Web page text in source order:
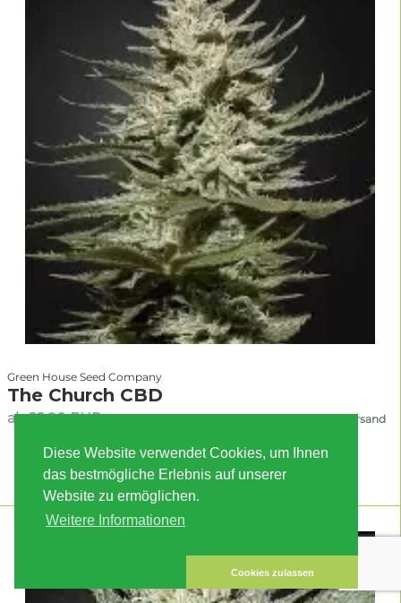
Diese Website verwendet Cookies, um Ihnen
das bestmögliche Erlebnis auf unserer
Website zu ermöglichen.
Weitere Informationen
Cookies zulassen
Green House Seed Company
The Church CBD
ab 22.90 EUR inkl. MwSt. zzgl. Versand
RESERVATION